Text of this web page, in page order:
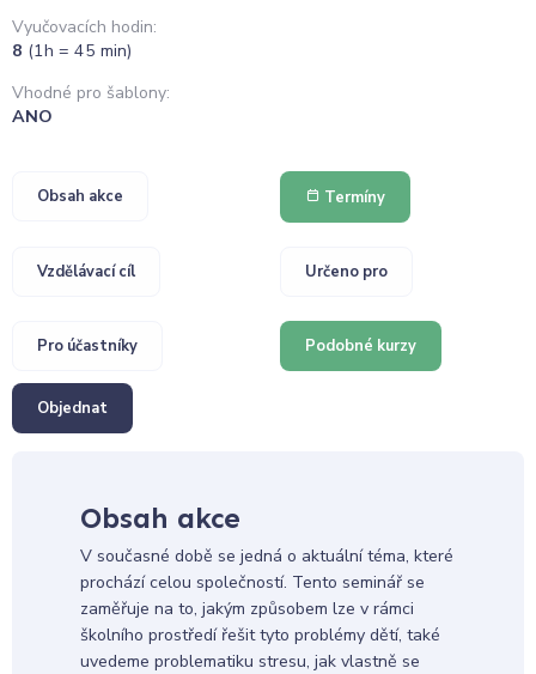
Vyučovacích hodin:
8 (1h = 45 min)
Vhodné pro šablony:
ANO
Obsah akce Termíny
Vzdělávací cíl Určeno pro
Pro účastníky Podobné kurzy
Objednat
Obsah akce
V současné době se jedná o aktuální téma, které
prochází celou společností. Tento seminář se
zaměřuje na to, jakým způsobem lze v rámci
školního prostředí řešit tyto problémy dětí, také
uvedeme problematiku stresu, jak vlastně se